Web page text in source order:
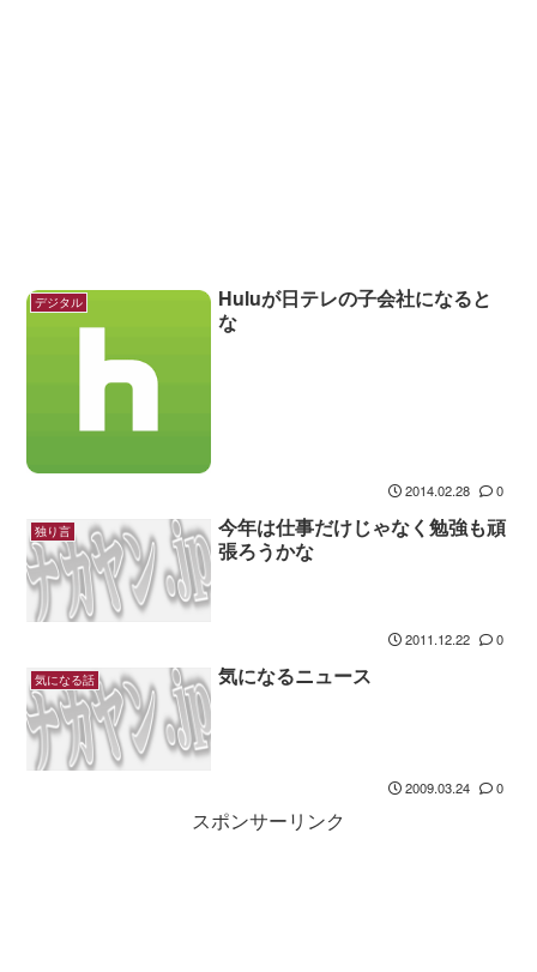
デジタル
Huluが日テレの子会社になると
な
2014.02.28 0
独り言
今年は仕事だけじゃなく勉強も頑
張ろうかな
2011.12.22 0
気になる話 気になるニュース
2009.03.24 0
スポンサーリンク